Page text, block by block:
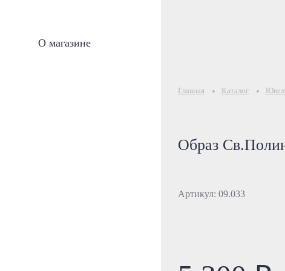
О магазине
Главная Каталог
Образ
Артикул: 09.033